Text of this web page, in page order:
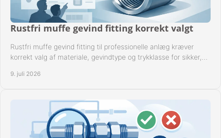
Rustfri muffe gevind fitting korrekt valgt
Rustfri muffe gevind fitting til professionelle anlæg kræver
korrekt valg af materiale, gevindtype og trykklasse for sikker,
9. juli 2026